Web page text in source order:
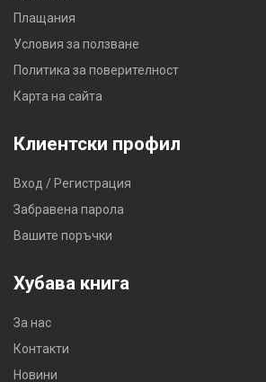
Плащания
Условия за ползване
Политика за поверителност
Карта на сайта
Клиентски профил
Вход / Регистрация
Забравена парола
Вашите поръчки
Хубава книга
За нас
Контакти
Новини